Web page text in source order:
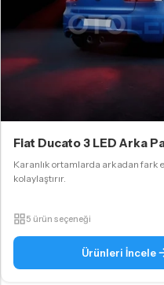
Fiat Ducato 3 LED Arka
Karanlık ortamlarda arkadan fark
kolaylaştırır.
5 ürün seçeneği
Ürünleri İncele